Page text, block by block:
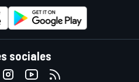
sociales